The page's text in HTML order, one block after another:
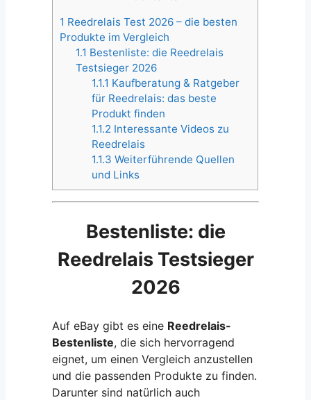
1 Reedrelais Test 2026 – die besten
Produkte im Vergleich
1.1 Bestenliste: die Reedrelais
Testsieger 2026
1.1.1 Kaufberatung & Ratgeber
für Reedrelais: das beste
Produkt finden
1.1.2 Interessante Videos zu
Reedrelais
1.1.3 Weiterführende Quellen
und Links
Bestenliste: die
Reedrelais Testsieger
2026
Auf eBay gibt es eine Reedrelais-
Bestenliste, die sich hervorragend
eignet, um einen Vergleich anzustellen
und die passenden Produkte zu finden.
Darunter sind natürlich auch